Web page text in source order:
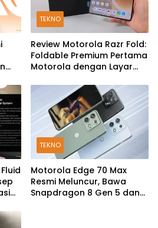
TEKNO
Review Motorola Razr Fold:
Foldable Premium Pertama
Motorola dengan Layar
Baterai 6000mAh
TEKNO
Motorola Edge 70 Max
Resmi Meluncur, Bawa
Snapdragon 8 Gen 5 dan